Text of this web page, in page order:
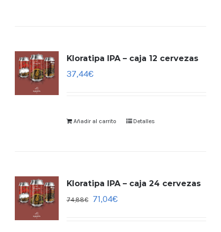
Kloratipa IPA – caja 12 cervezas
37,44€
Añadir al carrito Detalles
Kloratipa IPA – caja 24 cervezas
74,88€ 71,04€